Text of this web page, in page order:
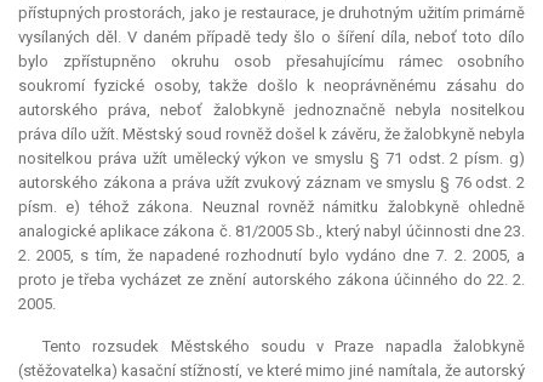
přístupných prostorách, jako je restaurace, je druhotným užitím primárně
vysílaných děl. V daném případě tedy šlo o šíření díla, neboť toto dílo
bylo zpřístupněno okruhu osob přesahujícímu rámec osobního
soukromí fyzické osoby, takže došlo k neoprávněnému zásahu do
autorského práva, neboť žalobkyně jednoznačně nebyla nositelkou
práva dílo užít. Městský soud rovněž došel k závěru, že žalobkyně nebyla
nositelkou práva užít umělecký výkon ve smyslu § 71 odst. 2 písm. g)
autorského zákona a práva užít zvukový záznam ve smyslu § 76 odst. 2
písm. e) téhož zákona. Neuznal rovněž námitku žalobkyně ohledně
analogické aplikace zákona č. 81/2005 Sb., který nabyl účinnosti dne 23.
2. 2005, s tím, že napadené rozhodnutí bylo vydáno dne 7. 2. 2005, a
proto je třeba vycházet ze znění autorského zákona účinného do 22. 2.
2005.
Tento rozsudek Městského soudu v Praze napadla žalobkyně
(stěžovatelka) kasační stížností, ve které mimo jiné namítala, že autorský